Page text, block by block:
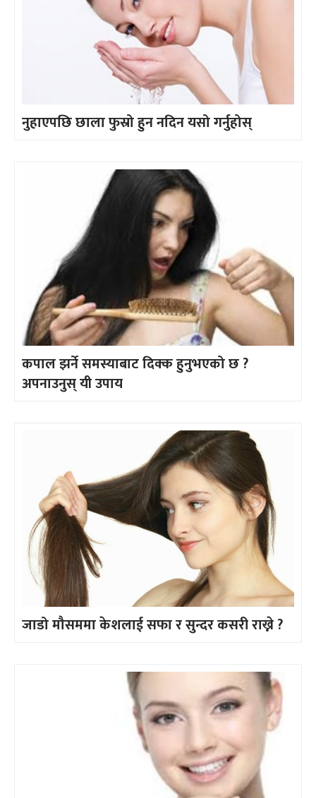
नुहाएपछि छाला फुस्रो हुन नदिन यसो गर्नुहोस्
कपाल झर्ने समस्याबाट दिक्क हुनुभएको छ ?
अपनाउनुस् यी उपाय
जाडो मौसममा केशलाई सफा र सुन्दर कसरी राख्ने ?